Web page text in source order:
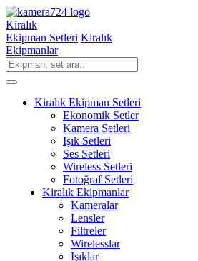
Kiralık
Ekipman Setleri Kiralık
Ekipmanlar
Kiralık Ekipman Setleri
Ekonomik Setler
Kamera Setleri
Işık Setleri
Ses Setleri
Wireless Setleri
Fotoğraf Setleri
Kiralık Ekipmanlar
Kameralar
Lensler
Filtreler
Wirelesslar
Işıklar